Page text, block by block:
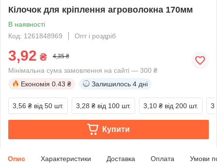
Кілочок для кріплення агроволокна 170мм
В наявності
Код: 1261848969
Опт і роздріб
3,92 ₴ 4,35 ₴
Мінімальна сума замовлення на сайті — 300 ₴
Економія 0.43 ₴ Залишилось 4 дні
3,56 ₴ від 50 шт. 3,28 ₴ від 100 шт. 3,10 ₴ від 200 шт. 3
Купити
Опис Характеристики Доставка Оплата Умови